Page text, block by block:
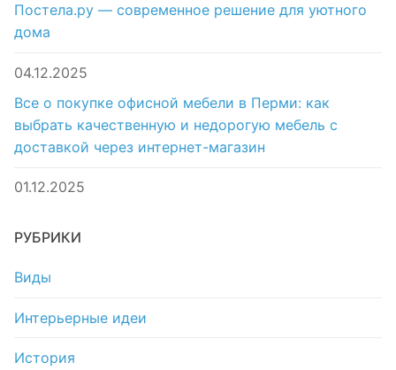
Постела.ру — современное решение для уютного
дома
04.12.2025
Все о покупке офисной мебели в Перми: как
выбрать качественную и недорогую мебель с
доставкой через интернет-магазин
01.12.2025
РУБРИКИ
Виды
Интерьерные идеи
История